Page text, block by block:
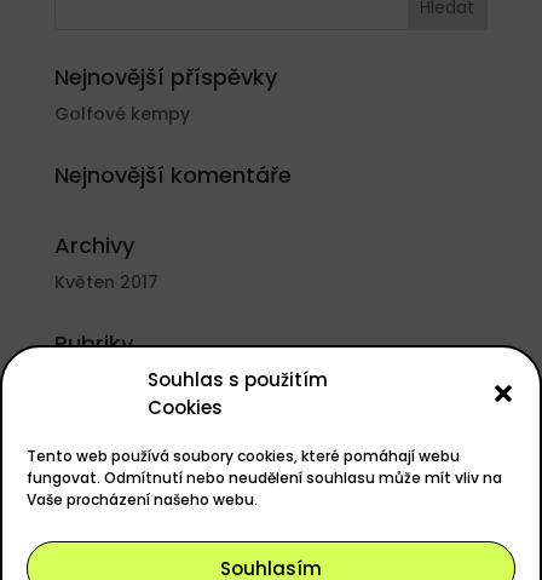
Souhlas s použitím
Cookies
Tento web používá soubory cookies, které pomáhají webu
fungovat. Odmítnutí nebo neudělení souhlasu může mít vliv na
Vaše procházení našeho webu.
Souhlasím
Nejnovější příspěvky
Golfové kempy
Nejnovější komentáře
Archivy
Květen 2017
Rubriky
Nezařazené
Základní informace
Přihlásit se
Zdroj kanálů (příspěvky)